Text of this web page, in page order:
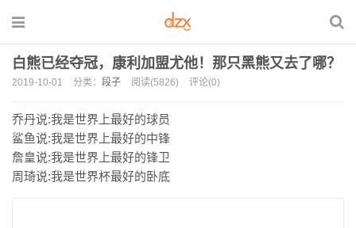
白熊已经夺冠，康利加盟尤他！那只黑熊又去了哪？
2019-10-01 分类： 段子 阅读(5826) 评论(0)
乔丹说:我是世界上最好的球员
鲨鱼说:我是世界上最好的中锋
詹皇说:我是世界上最好的锋卫
周琦说:我是世界杯最好的卧底